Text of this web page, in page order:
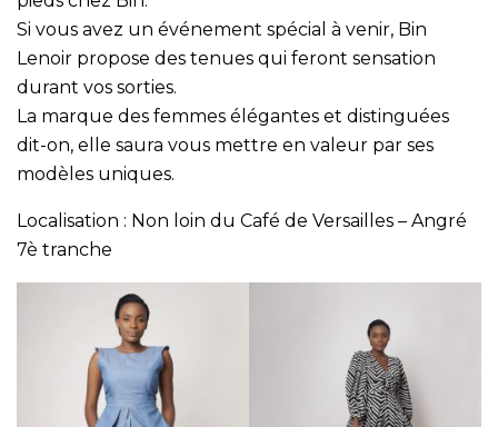
Si vous avez un événement spécial à venir, Bin
Lenoir propose des tenues qui feront sensation
durant vos sorties.
La marque des femmes élégantes et distinguées
dit-on, elle saura vous mettre en valeur par ses
modèles uniques.
Localisation : Non loin du Café de Versailles – Angré
7è tranche